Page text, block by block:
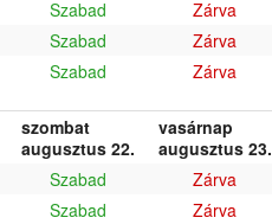
Szabad Zárva
Szabad Zárva
Szabad Zárva
szombat
augusztus 22.
vasárnap
augusztus 23.
Szabad Zárva
Szabad Zárva